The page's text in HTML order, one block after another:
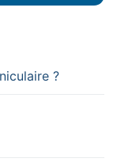
?